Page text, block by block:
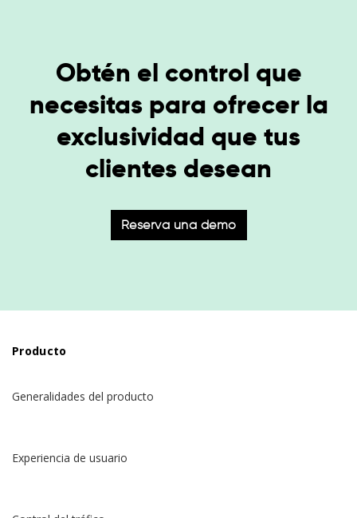
Obtén el control que
necesitas para ofrecer la
exclusividad que tus
clientes desean
Reserva una demo
Producto
Generalidades del producto
Experiencia de usuario